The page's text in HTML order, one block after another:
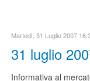
Martedì, 31 Luglio 2007
31 luglio
Informativa al